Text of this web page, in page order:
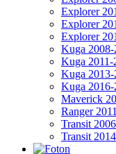
Explorer
Explorer
Explorer
Kuga 2008-
Kuga 2011-
Kuga 2013-
Kuga 2016-
Maverick
Ranger
Transit
Transit